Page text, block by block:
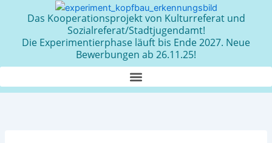
Das Kooperationsprojekt von Kulturreferat und
Sozialreferat/Stadtjugendamt!
Die Experimentierphase läuft bis Ende 2027. Neue
Bewerbungen ab 26.11.25!